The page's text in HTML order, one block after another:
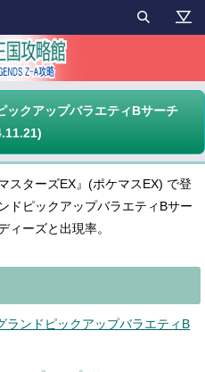
ックアップバラエティBサーチ
スターズEX』(ポケマスEX) で登
ドピックアップバラエティBサー
ィーズと出現率。
ランドピックアップバラエティB